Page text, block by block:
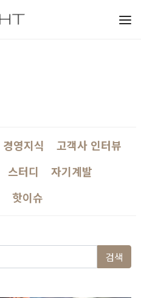
티피아이 인사이트
경영지식
고객사 인터뷰
스터디
자기계발
핫이슈